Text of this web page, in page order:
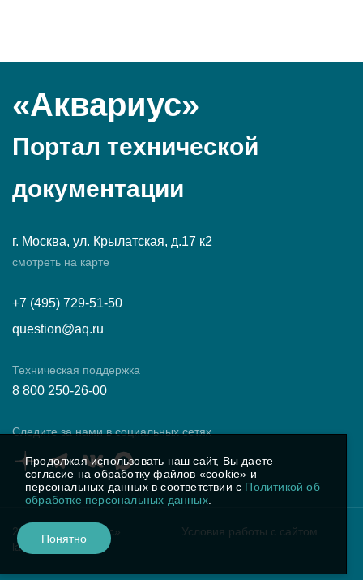
«Аквариус»
Портал технической
документации
г. Москва, ул. Крылатская, д.17 к2
смотреть на карте
+7 (495) 729-51-50
question@aq.ru
Техническая поддержка
8 800 250-26-00
Следите за нами в социальных сетях
2025 ПК «Аквариус»
latest.20260713
Условия работы с сайтом
Продолжая использовать наш сайт, Вы даете
согласие на обработку файлов «cookie» и
персональных данных в соответствии с Политикой об
обработке персональных данных.
Понятно